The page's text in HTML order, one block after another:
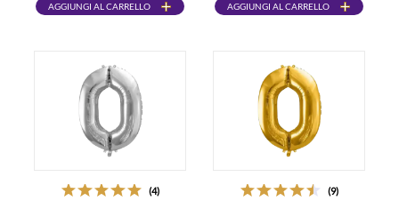
AGGIUNGI AL CARRELLO AGGIUNGI AL CARRELLO
(4) (9)